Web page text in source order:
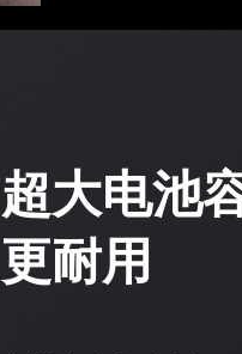
超大电池
更耐用